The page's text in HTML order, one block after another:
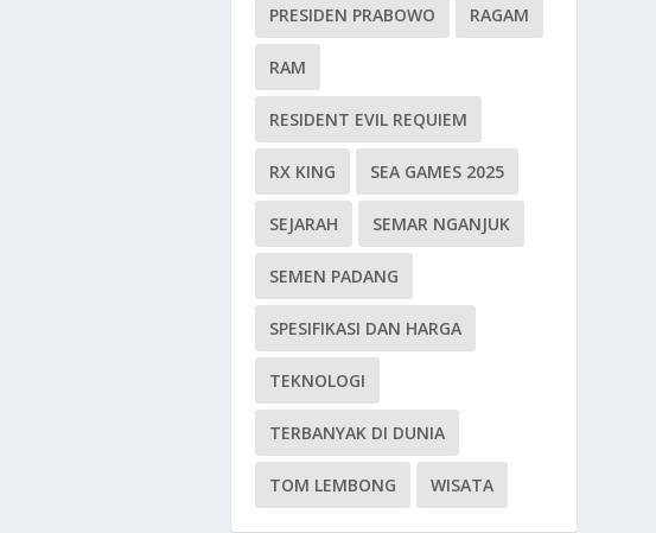
PRESIDEN PRABOWO RAGAM
RAM
RESIDENT EVIL REQUIEM
RX KING SEA GAMES 2025
SEJARAH SEMAR NGANJUK
SEMEN PADANG
SPESIFIKASI DAN HARGA
TEKNOLOGI
TERBANYAK DI DUNIA
TOM LEMBONG WISATA